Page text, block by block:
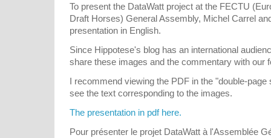
To present the DataWatt project at the FECTU
Draft Horses) General Assembly, Michel Carrel
presentation in English.
Since Hippotese's blog has an international
share these images and the commentary with our
I recommend viewing the PDF in the "double-
see the text corresponding to the images.
The presentation in pdf here.
Pour présenter le projet DataWatt à l'Assemblée